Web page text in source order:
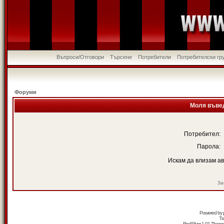
Въпроси/Отговори Търсене Потребители Потребителски
Форуми
Моля
Потребител:
Парола:
Искам да влизам
Powered by